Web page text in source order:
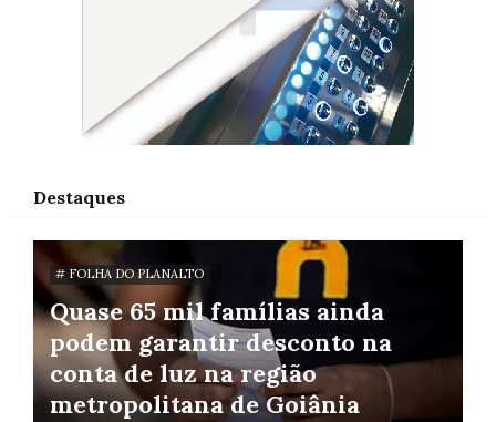
Destaques
# FOLHA DO PLANALTO
Quase 65 mil famílias ainda
podem garantir desconto na
conta de luz na região
metropolitana de Goiânia